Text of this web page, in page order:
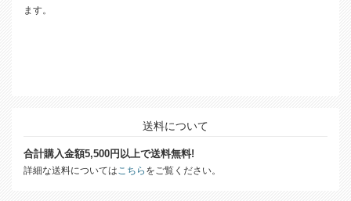
ます。
送料について